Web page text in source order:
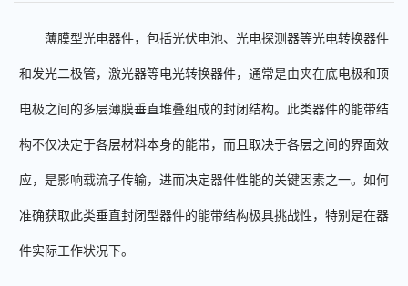
薄膜型光电器件，包括光伏电池、 光电探测器等光电转换器件
和发光二极管，激光器等电光转换器件，通常是由夹在底电极和顶
电极之间的多层薄膜垂直堆叠组成的封闭结构。此类器件的能带结
构不仅决定于各层材料本身的能带，而且取决于各层之间的界面效
应，是影响载流子传输，进而决定器件性能的关键因素之一。如何
准确获取此类垂直封闭型器件的能带结构极具挑战性，特别是在器
件实际工作状况下。